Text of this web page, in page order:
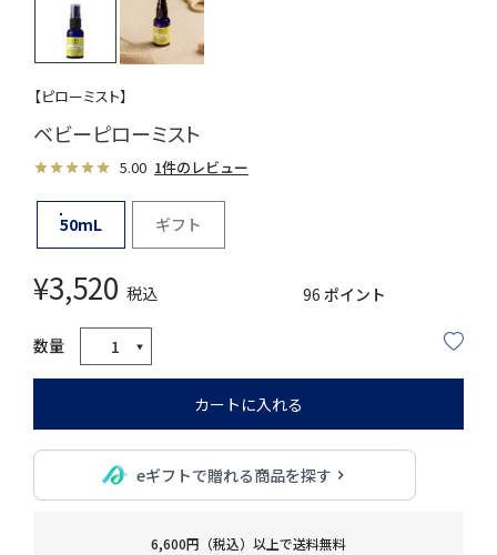
【ピローミスト】
ベビーピローミスト
5.00 1件のレビュー
50mL ギフト
¥3,520 税込 96 ポイント
カートに入れる
eギフトで贈れる商品を探す
6,600円（税込）以上で送料無料